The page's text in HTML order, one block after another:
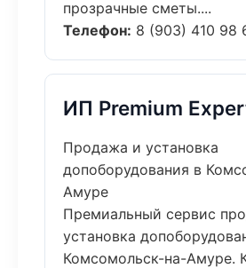
прозрачные сметы....
Телефон: 8 (903) 410 98
ИП Premium
Продажа и установка
допоборудования в
Амуре
Премиальный сервис
установка
Комсомольск-на-Амуре.